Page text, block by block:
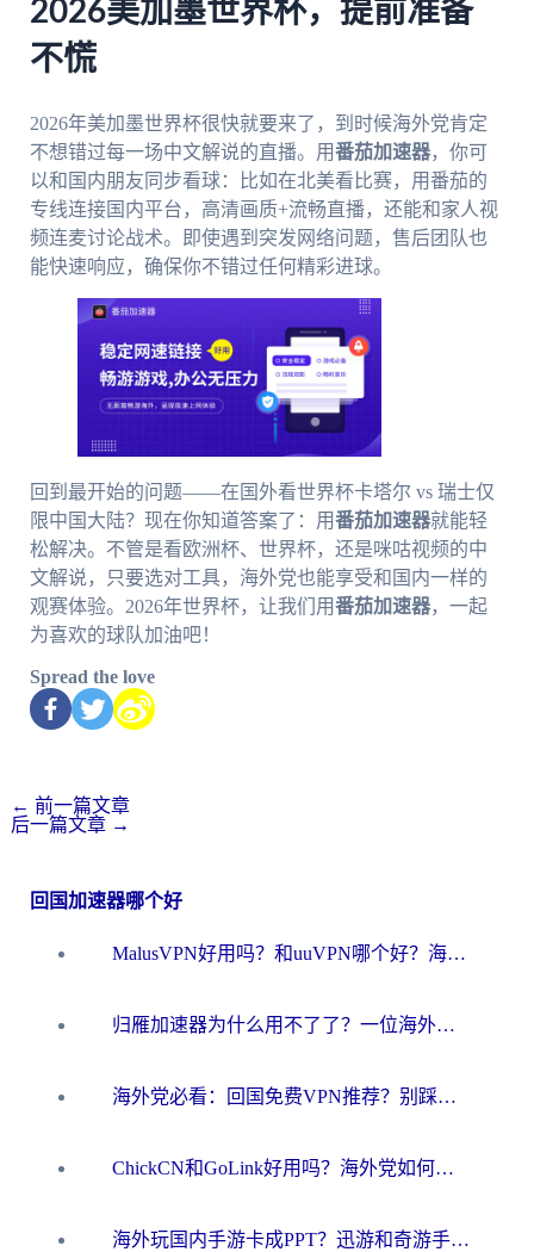
2026美加墨世界杯，提前准备
不慌
2026年美加墨世界杯很快就要来了，到时候海外党肯定
不想错过每一场中文解说的直播。用番茄加速器，你可
以和国内朋友同步看球：比如在北美看比赛，用番茄的
专线连接国内平台，高清画质+流畅直播，还能和家人视
频连麦讨论战术。即使遇到突发网络问题，售后团队也
能快速响应，确保你不错过任何精彩进球。
回到最开始的问题——在国外看世界杯卡塔尔 vs 瑞士仅
限中国大陆？现在你知道答案了：用番茄加速器就能轻
松解决。不管是看欧洲杯、世界杯，还是咪咕视频的中
文解说，只要选对工具，海外党也能享受和国内一样的
观赛体验。2026年世界杯，让我们用番茄加速器，一起
为喜欢的球队加油吧！
Spread the love
← 前一篇文章
后一篇文章 →
回国加速器哪个好
MalusVPN好用吗？和uuVPN哪个好？海外党无缝访问国内资源的真实对比与选择指南
归雁加速器为什么用不了了？一位海外游子的真实困惑与技术解答
海外党必看：回国免费VPN推荐？别踩坑！教你选对加速器无缝刷国内资源
ChickCN和GoLink好用吗？海外党如何选对回国加速器
海外玩国内手游卡成PPT？迅游和奇游手游哪个好？一篇讲透回国加速器怎么选